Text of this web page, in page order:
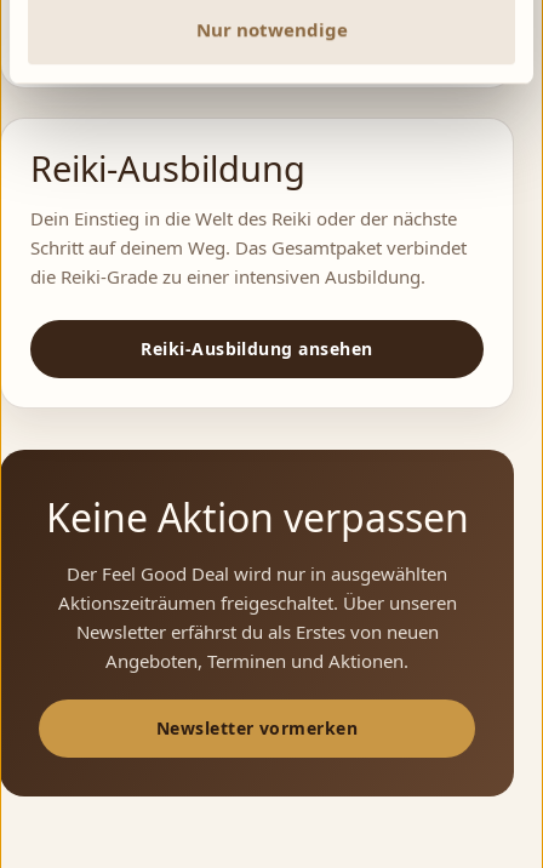
Nur notwendige
5er-Karte · 60 Min · 329 €
Reiki-Ausbildung
Dein Einstieg in die Welt des Reiki oder der nächste
Schritt auf deinem Weg. Das Gesamtpaket verbindet
die Reiki-Grade zu einer intensiven Ausbildung.
Reiki-Ausbildung ansehen
Keine Aktion verpassen
Der Feel Good Deal wird nur in ausgewählten
Aktionszeiträumen freigeschaltet. Über unseren
Newsletter erfährst du als Erstes von neuen
Angeboten, Terminen und Aktionen.
Newsletter vormerken